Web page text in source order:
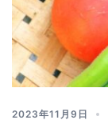
2023年11月9日